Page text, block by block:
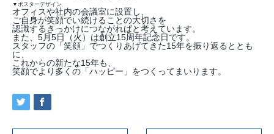
▼ポスターデザイン
オフィスや社内の会議室に設置し、
ご自身が笑顔でい続けることの大切さ を
認識するきっかけにつながればと考えています。
また、5月5日（火）は創立15周年記念日です。
スタッフの「笑顔」でつくりあげてきた15年を振り返るととも
に、
これからの新たな15年も、
笑顔でより多くの「ハッピー」をつくってまいります。